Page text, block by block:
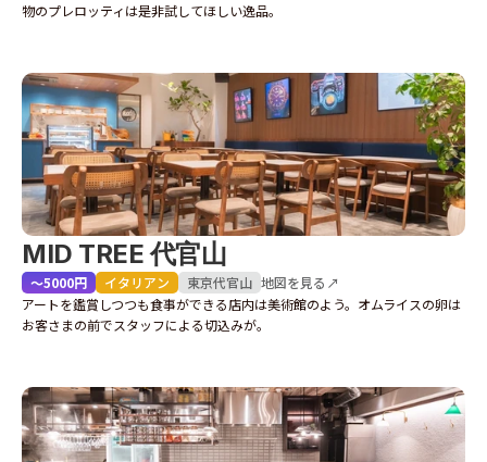
物のプレロッティは是非試してほしい逸品。
MID TREE 代官山
〜5000円 イタリアン 東京代官山 地図を見る↗
アートを鑑賞しつつも食事ができる店内は美術館のよう。オムライスの卵は
お客さまの前でスタッフによる切込みが。